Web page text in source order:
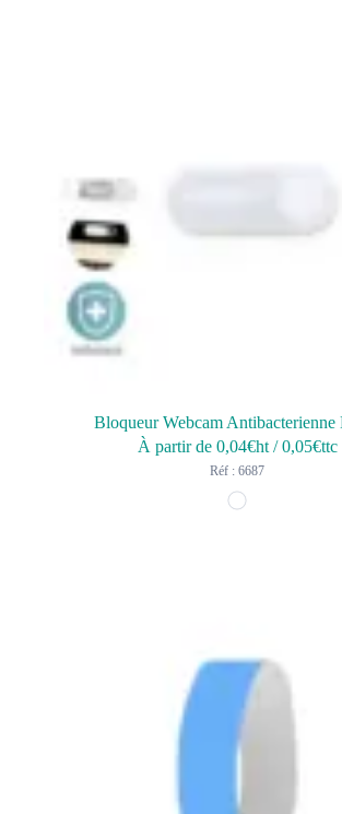
Bloqueur Webcam Antibacterienne
À partir de 0,04€ht/0,05€ttc
Réf : 6687